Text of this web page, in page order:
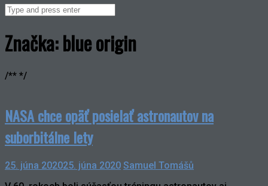
Search
Značka:blue origin
/** */
NASA chce opäť posielať astronautov na
suborbitálne lety
25. júna 202025. júna 2020 Samuel Tomášů